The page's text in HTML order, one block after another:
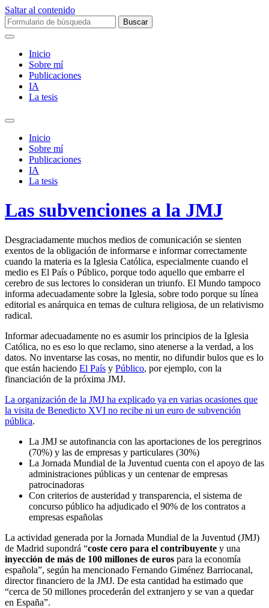
Saltar al contenido
Buscar:
Inicio
Sobre mí­
Publicaciones
IA
La tesis
Alternar
campo
búsqueda
Inicio
Sobre mí­
Publicaciones
IA
La tesis
Las subvenciones a la JMJ
Desgraciadamente muchos medios de comunicación se sienten
exentos de la obligación de informarse e informar correctamente
cuando la materia es la Iglesia Católica, especialmente cuando el
medio es El País o Público, porque todo aquello que embarre el
cerebro de sus lectores lo consideran un triunfo. El Mundo tampoco
informa adecuadamente sobre la Iglesia, sobre todo porque su línea
editorial es anárquica en temas de cultura religiosa, de un relativismo
radical.
Informar adecuadamente no es asumir los principios de la Iglesia
Católica, no es eso lo que reclamo, sino atenerse a la verdad, a los
datos. No inventarse las cosas, no mentir, no difundir bulos que es lo
que están haciendo El País y Público, por ejemplo, con la
financiación de la próxima JMJ.
La organización de la JMJ ha explicado ya en varias ocasiones que
la visita de Benedicto XVI no recibe ni un euro de subvención
pública.
La JMJ se autofinancia con las aportaciones de los peregrinos
(70%) y las de empresas y particulares (30%)
La Jornada Mundial de la Juventud cuenta con el apoyo de las
administraciones públicas y un centenar de empresas
patrocinadoras
Con criterios de austeridad y transparencia, el sistema de
concurso público ha adjudicado el 90% de los contratos a
empresas españolas
La actividad generada por la Jornada Mundial de la Juventud (JMJ)
de Madrid supondrá “coste cero para el contribuyente y una
inyección de más de 100 millones de euros para la economía
española”, según ha mencionado Fernando Giménez Barriocanal,
director financiero de la JMJ. De esta cantidad ha estimado que
“cerca de 50 millones procederán del extranjero y se van a quedar
en España”.